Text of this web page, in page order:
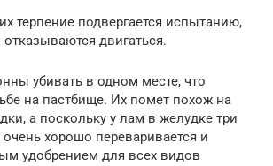
терпение подвергается испытанию,
двигаться.
убивать в одном месте, что
на пастбище. Их помет похож на
а поскольку у лам в желудке три
хорошо переваривается и
удобрением для всех видов